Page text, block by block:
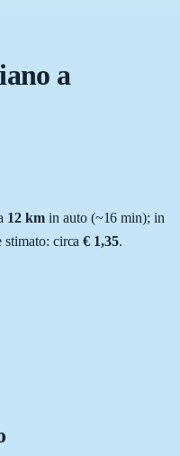
a
12 km in auto (~16 min); in
stimato: circa € 1,35.